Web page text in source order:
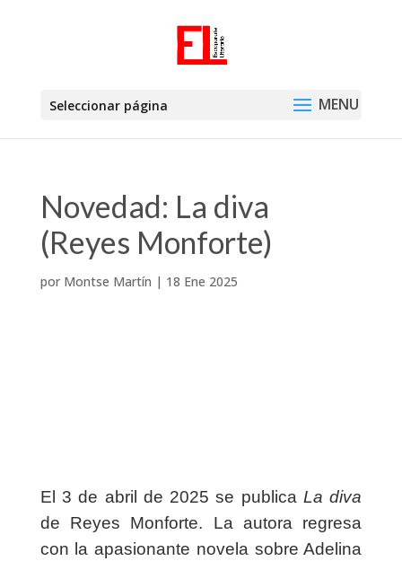
Seleccionar página
Novedad: La diva
(Reyes Monforte)
por Montse Martín | 18 Ene 2025
El 3 de abril de 2025 se publica La diva
de Reyes Monforte. La autora regresa
con la apasionante novela sobre Adelina